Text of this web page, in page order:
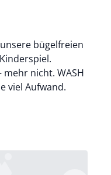
bügelfreien
nicht. WASH
viel Aufwand.